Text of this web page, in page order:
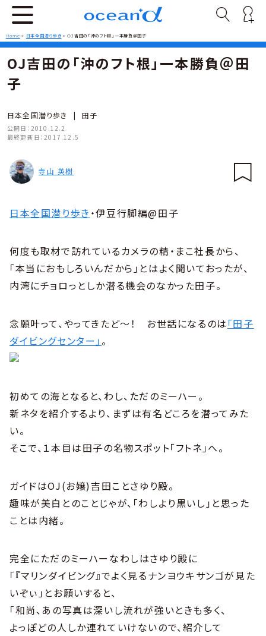
Home > 日本全国潜り歩き >OJ吉田の「沖のフト根」一本勝負＠田子
OJ吉田の「沖のフト根」一本勝負＠田
子
日本全国潜り歩き | 田子
公開日： 2010.12.2
最終更新日： 2017.12.5
寺山 英樹
日本全国潜り歩き ・伊豆行脚編@田子
何度も取材で訪れているカメラの精・まこ社長から、
「本当におもしろいんだから」とはよく聞いておったが、
内湾にチョロっとしか潜る機会のなかった田子。
念願叶って、やってきたど〜！ お世話になるのは 「田子
ダイビングセンター」 。
初めての海となると、わし、ただのミーハー。
新ネタを紹介するより、まずは有名どころを潜ってみた
い。
そこで、１本目は田子の名物スポット「フトネ」へ。
ガイドはOJ(お嬢)吉田ことさゆり殿。
趣味が美白とのことじゃが、「わしより黒いし」と思った
ことは内緒。
完全にただのミーハーなわしはさゆり殿に
「『マリンダイビング』でよく見るナンヨウキサンゴが見た
いぞぃ」とお願いすると、
「和尚、あの写真は深いし流れが強いときも多く、
よっぽどの人しか連れていけないので、紹介して